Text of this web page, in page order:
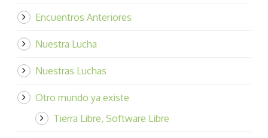
Encuentros Anteriores
Nuestra Lucha
Nuestras Luchas
Otro mundo ya existe
Tierra Libre, Software Libre